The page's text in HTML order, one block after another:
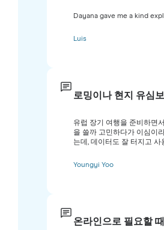
Dayana gave me a kind
Luis
로밍이나 현지 유심
유럽 장기 여행을 준비하면
을 쓸까 고민하다가 이심이
는데, 데이터도 잘 터지고 사
Youngyi Yoo
온라인으로 필요할